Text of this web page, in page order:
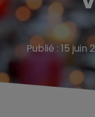
Publié : 15 juin